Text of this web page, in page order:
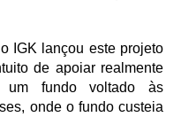
IGK lançou este projeto
de apoiar realmente
fundo voltado às
onde o fundo custeia